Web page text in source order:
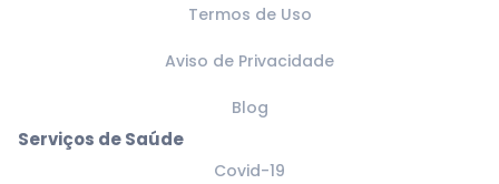
Termos de Uso
Aviso de Privacidade
Blog
Serviços de Saúde
Covid-19